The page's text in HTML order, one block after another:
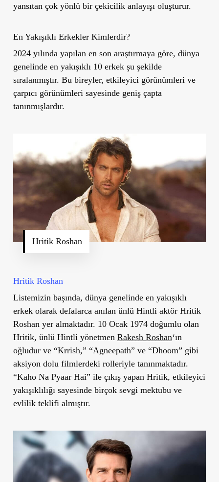
yansıtan çok yönlü bir çekicilik anlayışı oluşturur.
En Yakışıklı Erkekler Kimlerdir?
2024 yılında yapılan en son araştırmaya göre, dünya
genelinde en yakışıklı 10 erkek şu şekilde
sıralanmıştır. Bu bireyler, etkileyici görünümleri ve
çarpıcı görünümleri sayesinde geniş çapta
tanınmışlardır.
Hritik Roshan
Hritik Roshan
Listemizin başında, dünya genelinde en yakışıklı
erkek olarak defalarca anılan ünlü Hintli aktör Hritik
Roshan yer almaktadır. 10 Ocak 1974 doğumlu olan
Hritik, ünlü Hintli yönetmen Rakesh Roshan‘ın
oğludur ve “Krrish,” “Agneepath” ve “Dhoom” gibi
aksiyon dolu filmlerdeki rolleriyle tanınmaktadır.
“Kaho Na Pyaar Hai” ile çıkış yapan Hritik, etkileyici
yakışıklılığı sayesinde birçok sevgi mektubu ve
evlilik teklifi almıştır.